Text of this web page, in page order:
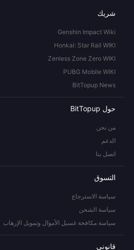
شريك
Genshin Impact Wiki
Honkai: Star Rail WIKI
Zenless Zone Zero WIKI
PUBG Mobile WIKI
BitTopup News
حول BitTopup
من نحن
الدعم
اتصل بنا
التسوق
سياسة الاسترجاع
سياسة الشحن
سياسة مكافحة غسيل الأموال وتمويل الإرهاب
قانوني